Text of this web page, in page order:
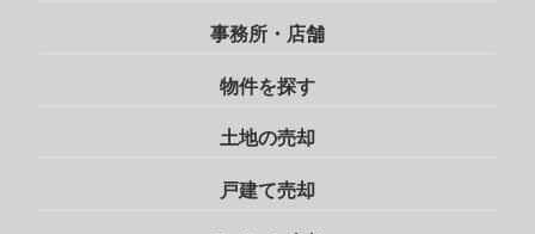
事務所・店舗
物件を探す
土地の売却
戸建て売却